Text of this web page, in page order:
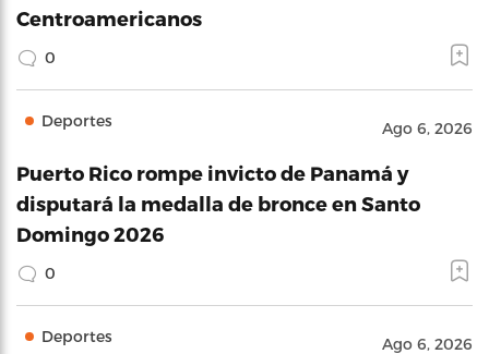
Centroamericanos
0
Deportes Ago 6, 2026
Puerto Rico rompe invicto de Panamá y
disputará la medalla de bronce en Santo
Domingo 2026
0
Deportes Ago 6, 2026